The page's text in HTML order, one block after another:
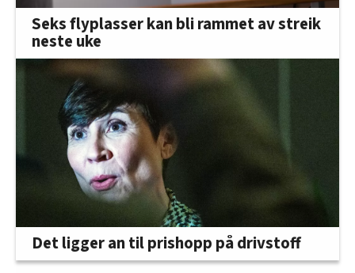
Seks flyplasser kan bli rammet av streik
neste uke
Det ligger an til prishopp på drivstoff